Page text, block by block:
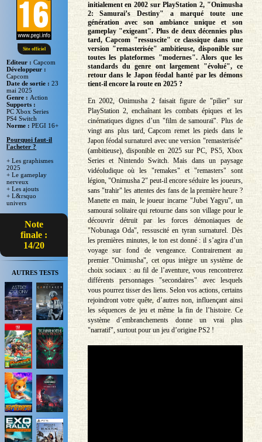
Site officiel
Editeur :Capcom
Développeur :
Capcom
Date de sortie :23
mai 2025
Genre : Action
Supports :
PC Xbox Series
PS4 Switch
Norme :PEGI 16+
Pourquoi faut-il
l'acheter ?
+ Les graphismes
2025
+ Le gameplay
nerveux
+ Les ajouts
+ L&rsquo
univers
Note
finale :
14/20
AUTRES TESTS
initialement en 2002 sur PlayStation 2, "Onimusha
2: Samurai’s Destiny" a marqué toute une
génération avec son ambiance unique et son
gameplay "exigeant". Plus de deux décennies plus
tard, Capcom "ressuscite" ce classique dans une
version "remasterisée" ambitieuse, disponible sur
toutes les plateformes "modernes". Alors que les
standards du genre ont largement "évolué", ce
retour dans le Japon féodal hanté par les démons
tient-il encore la route en 2025 ?
En 2002, Onimusha 2 faisait figure de "pilier" sur
PlayStation 2, enchaînant les combats épiques et les
cinématiques dignes d’un "film de samouraï". Plus de
vingt ans plus tard, Capcom remet les pieds dans le
Japon féodal surnaturel avec une version "remasterisée"
(ambitieuse), disponible en 2025 sur PC, PS5, Xbox
Series et Nintendo Switch. Mais dans un paysage
vidéoludique où les "remakes" et "remasters" sont
légion, "Onimusha 2" peut-il encore séduire les joueurs,
sans "trahir" les attentes des fans de la première heure ?
Manette en main, le joueur incarne "Jubei Yagyu", un
samouraï solitaire qui retourne dans son village pour le
découvrir détruit par les forces démoniaques de
"Nobunaga Oda", ressuscité en tyran surnaturel. Dès
les premières minutes, le ton est donné : il s’agira d’un
voyage sur fond de vengeance. Contrairement au
premier "Onimusha", cet opus intègre un système de
choix sociaux : au fil de l’aventure, vous rencontrerez
différents personnages "secondaires" avec lesquels
vous pourrez tisser des liens. Selon vos actions, certains
rejoindront votre quête, d’autres non, influençant ainsi
les séquences de jeu et même la fin de l’histoire. Ce
système d’embranchements donne un vrai plus
"narratif", surtout pour un jeu d’origine PS2 !